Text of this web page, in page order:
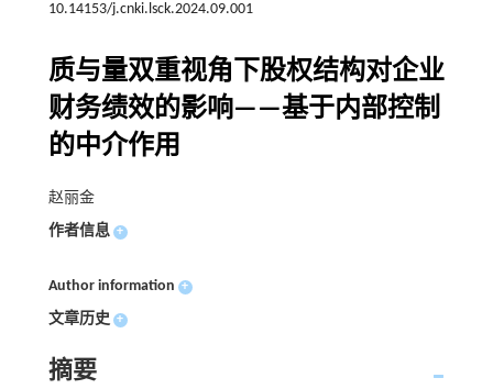
10.14153/j.cnki.lsck.2024.09.001
质与量双重视角下股权结构对企业
财务绩效的影响——基于内部控制
的中介作用
赵丽金
作者信息 +
Author information +
文章历史 +
摘要